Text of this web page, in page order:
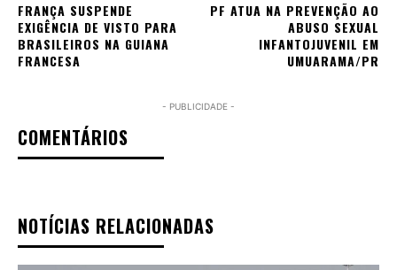
FRANÇA SUSPENDE
EXIGÊNCIA DE VISTO PARA
BRASILEIROS NA GUIANA
FRANCESA
PF ATUA NA PREVENÇÃO AO
ABUSO SEXUAL
INFANTOJUVENIL EM
UMUARAMA/PR
- PUBLICIDADE -
COMENTÁRIOS
NOTÍCIAS RELACIONADAS